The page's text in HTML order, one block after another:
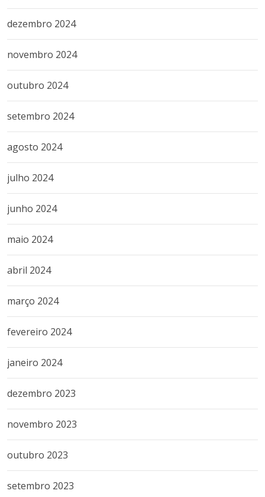
dezembro 2024
novembro 2024
outubro 2024
setembro 2024
agosto 2024
julho 2024
junho 2024
maio 2024
abril 2024
março 2024
fevereiro 2024
janeiro 2024
dezembro 2023
novembro 2023
outubro 2023
setembro 2023